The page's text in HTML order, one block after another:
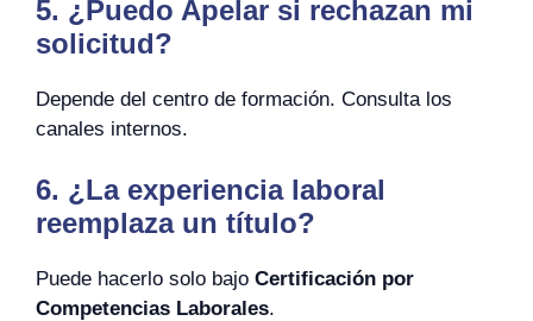
5. ¿Puedo Apelar si rechazan mi
solicitud?
Depende del centro de formación. Consulta los
canales internos.
6. ¿La experiencia laboral
reemplaza un título?
Puede hacerlo solo bajo Certificación por
Competencias Laborales.